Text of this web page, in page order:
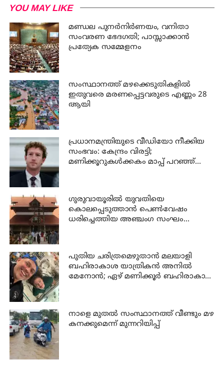
YOU MAY LIKE
മണ്ഡല പുനർനിർണയം, വനിതാ
സംവരണ ഭേദഗതി; പാസ്സാക്കാൻ
പ്രത്യേക സമ്മേളനം
സംസ്ഥാനത്ത് മഴക്കെടുതികളില്‍
ഇതുവരെ മരണപ്പെട്ടവരുടെ എണ്ണം 28
ആയി
പ്രധാനമന്ത്രിയുടെ വീഡിയോ നീക്കിയ
സംഭവം: കേന്ദ്രം വിരട്ടി;
മണിക്കൂറുകൾക്കകം മാപ്പ് പറഞ്ഞ്
ഗുരുവായൂരില്‍ യുവതിയെ
കൊലപ്പെടുത്താന്‍ പെണ്‍വേഷം
ധരിച്ചെത്തിയ അഞ്ചംഗ സംഘം
പുതിയ ചരിത്രമെഴുതാൻ മലയാളി
ബഹിരാകാശ യാത്രികൻ അനിൽ
മേനോൻ; ഏഴ് മണിക്കൂർ ബഹിരാകാശ
നാളെ മുതല്‍ സംസ്ഥാനത്ത് വീണ്ടും മഴ
കനക്കുമെന്ന് മുന്നറിയിപ്പ്